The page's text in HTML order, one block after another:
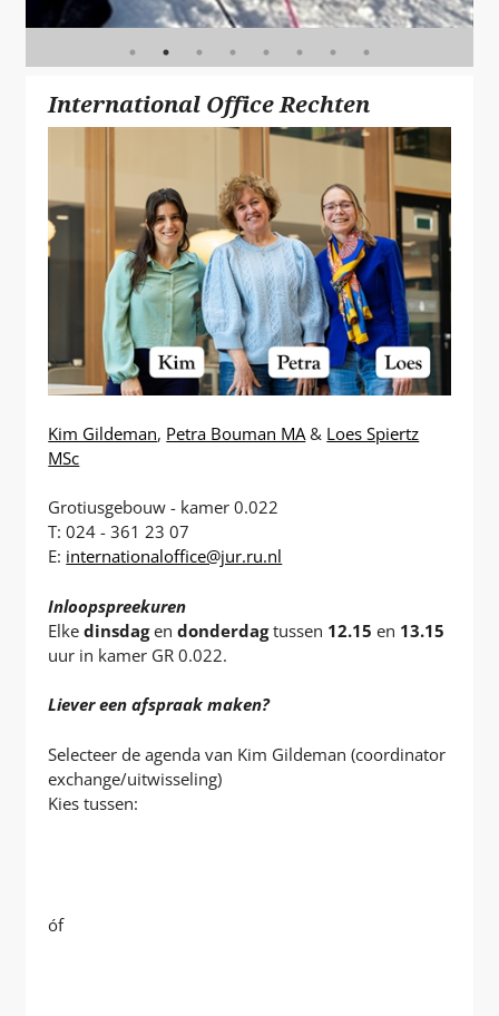
International Office Rechten
Kim Gildeman, Petra Bouman MA & Loes Spiertz
MSc
Grotiusgebouw - kamer 0.022
T: 024 - 361 23 07
E: internationaloffice@jur.ru.nl
Inloopspreekuren
Elkedinsdagendonderdagtussen 12.15 en 13.15
uur in kamer GR 0.022.
Liever een afspraak maken?
Selecteer de agenda van Kim Gildeman (coordinator
exchange/uitwisseling)
Kies tussen:
óf